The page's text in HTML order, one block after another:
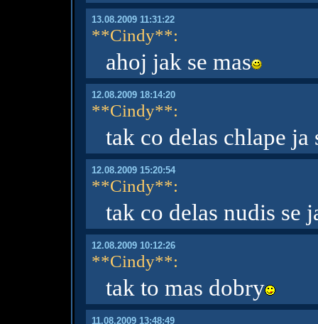
13.08.2009 11:31:22
**Cindy**:
ahoj jak se mas
12.08.2009 18:14:20
**Cindy**:
tak co delas chlape ja
12.08.2009 15:20:54
**Cindy**:
tak co delas nudis se
12.08.2009 10:12:26
**Cindy**:
tak to mas dobry
11.08.2009 13:48:49